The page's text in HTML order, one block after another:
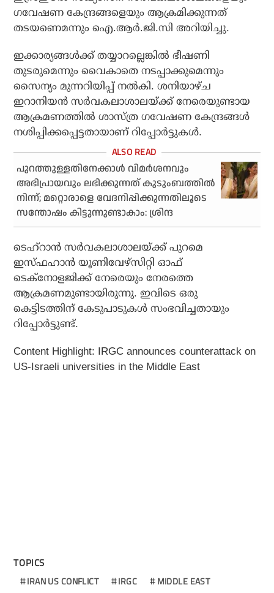
ഗവേഷണ കേന്ദ്രങ്ങളെയും ആക്രമിക്കുന്നത്
തടയണെമന്നും ഐ.ആര്‍.ജി.സി അറിയിച്ചു.
ഇക്കാര്യങ്ങള്‍ക്ക് തയ്യാറല്ലെങ്കില്‍ ഭീഷണി
തുടരുമെന്നും വൈകാതെ നടപ്പാക്കുമെന്നും
സൈന്യം മുന്നറിയിപ്പ് നല്‍കി. ശനിയാഴ്ച
ഇറാനിയന്‍ സര്‍വകലാശാലയ്ക്ക് നേരെയുണ്ടായ
ആക്രമണത്തില്‍ ശാസ്ത്ര ഗവേഷണ കേന്ദ്രങ്ങള്‍
നശിപ്പിക്കപ്പെട്ടതായാണ് റിപ്പോര്‍ട്ടുകള്‍.
പുറത്തുള്ളതിനേക്കാൾ വിമർശനവും
അഭിപ്രായവും ലഭിക്കുന്നത് കുടുംബത്തിൽ
നിന്ന്; മറ്റൊരാളെ വേദനിപ്പിക്കുന്നതിലൂടെ
സന്തോഷം കിട്ടുന്നുണ്ടാകാം: ശ്രിന്ദ
ടെഹ്‌റാന്‍ സര്‍വകലാശാലയ്ക്ക് പുറമെ
ഇസ്ഫഹാന്‍ യൂണിവേഴ്‌സിറ്റി ഓഫ്
ടെക്‌നോളജിക്ക് നേരെയും നേരത്തെ
ആക്രമണമുണ്ടായിരുന്നു. ഇവിടെ ഒരു
കെട്ടിടത്തിന് കേടുപാടുകള്‍ സംഭവിച്ചതായും
റിപ്പോര്‍ട്ടുണ്ട്.
Content Highlight: IRGC announces counterattack on
US-Israeli universities in the Middle East
TOPICS
IRAN US CONFLICT IRGC
MIDDLE EAST